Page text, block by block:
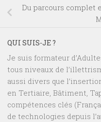
Du parcours complet
QUI SUIS-JE ?
Je suis formateur
tous niveaux de
aussi divers que
en Tertiaire, Bâtiment,
compétences clés
de technologies depuis